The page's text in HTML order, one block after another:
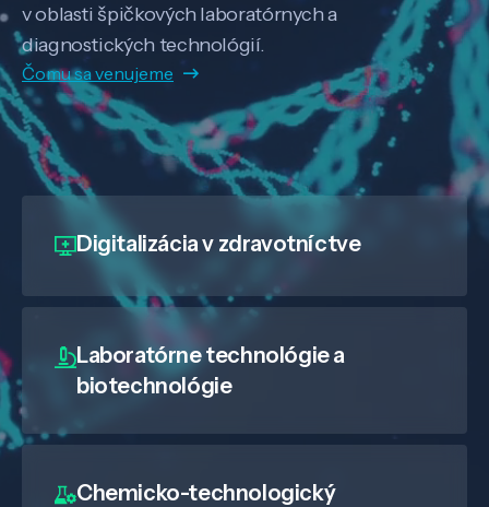
v oblasti špičkových laboratórnych a
diagnostických technológií.
Čomu sa venujeme
Digitalizáciav zdravotníctve
Laboratórne technológie a
biotechnológie
Chemicko-technologický